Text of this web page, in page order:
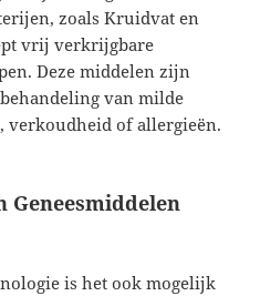
zoals Kruidvat en
vrij verkrijgbare
Deze middelen zijn
van milde
verkoudheid of allergieën.
Geneesmiddelen
is het ook mogelijk